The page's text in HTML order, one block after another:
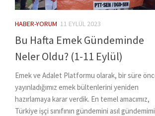
HABER-YORUM 11 EYLÜL 2023
Bu Hafta Emek Gündeminde
Neler Oldu? (1-11 Eylül)
Emek ve Adalet Platformu olarak, bir süre
yayınladığımız emek bültenlerini yeniden
hazırlamaya karar verdik. En temel amacımız,
Türkiye işçi sınıfının gündemini asıl